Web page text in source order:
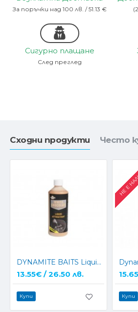
За поръчки над 100 лв. / 51.13 €
Сигурно плащане
След преглед
Сходни продукти Често
DYNAMITE BAITS Liquid Attractant 500 ml White Chocolate and Coconut Cream
13.55€ / 26.50 лв.
Купи
НЕ Е
Купи